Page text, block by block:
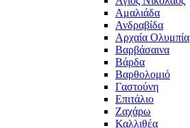
Αμαλιάδα
Ανδραβίδα
Αρχαία Ολυμπία
Βαρβάσαινα
Βάρδα
Βαρθολομιό
Γαστούνη
Επιτάλιο
Ζαχάρω
Καλλιθέα